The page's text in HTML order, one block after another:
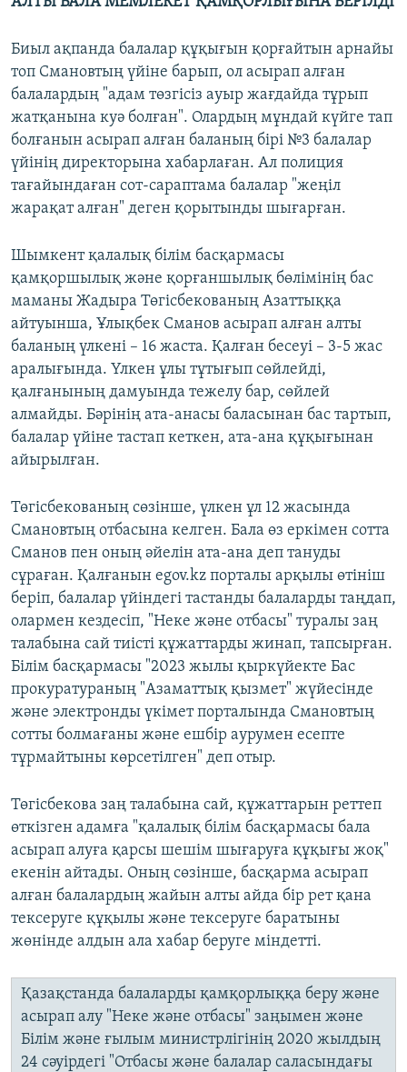
Биыл ақпанда балалар құқығын қорғайтын арнайы
топ Смановтың үйіне барып, ол асырап алған
балалардың "адам төзгісіз ауыр жағдайда тұрып
жатқанына куә болған". Олардың мұндай күйге тап
болғанын асырап алған баланың бірі №3 балалар
үйінің директорына хабарлаған. Ал полиция
тағайындаған сот-сараптама балалар "жеңіл
жарақат алған" деген қорытынды шығарған.
Шымкент қалалық білім басқармасы
қамқоршылық және қорғаншылық бөлімінің бас
маманы Жадыра Төгісбекованың Азаттыққа
айтуынша, Ұлықбек Сманов асырап алған алты
баланың үлкені – 16 жаста. Қалған бесеуі – 3-5 жас
аралығында. Үлкен ұлы тұтығып сөйлейді,
қалғанының дамуында тежелу бар, сөйлей
алмайды. Бәрінің ата-анасы баласынан бас тартып,
балалар үйіне тастап кеткен, ата-ана құқығынан
айырылған.
Төгісбекованың сөзінше, үлкен ұл 12 жасында
Смановтың отбасына келген. Бала өз еркімен сотта
Сманов пен оның әйелін ата-ана деп тануды
сұраған. Қалғанын egov.kz порталы арқылы өтініш
беріп, балалар үйіндегі тастанды балаларды таңдап,
олармен кездесіп, "Неке және отбасы" туралы заң
талабына сай тиісті құжаттарды жинап, тапсырған.
Білім басқармасы "2023 жылы қыркүйекте Бас
прокуратураның "Азаматтық қызмет" жүйесінде
және электронды үкімет порталында Смановтың
сотты болмағаны және ешбір аурумен есепте
тұрмайтыны көрсетілген" деп отыр.
Төгісбекова заң талабына сай, құжаттарын реттеп
өткізген адамға "қалалық білім басқармасы бала
асырап алуға қарсы шешім шығаруға құқығы жоқ"
екенін айтады. Оның сөзінше, басқарма асырап
алған балалардың жайын алты айда бір рет қана
тексеруге құқылы және тексеруге баратыны
жөнінде алдын ала хабар беруге міндетті.
Қазақстанда балаларды қамқорлыққа беру және
асырап алу "Неке және отбасы" заңымен және
Білім және ғылым министрлігінің 2020 жылдың
24 сәуірдегі "Отбасы және балалар саласындағы